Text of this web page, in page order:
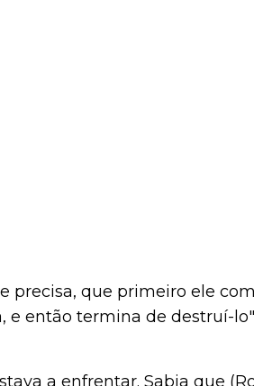
precisa, que primeiro ele
e então termina de destruí-
a enfrentar. Sabia que